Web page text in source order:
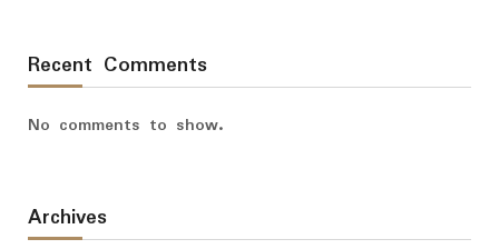
Recent Comments
No comments to show.
Archives